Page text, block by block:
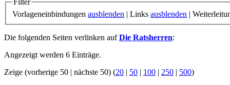
Filter
Vorlageneinbindungen ausblenden | Links ausblenden |
Die folgenden Seiten verlinken aufDie Ratsherren:
Angezeigt werden 6 Einträge.
Zeige (vorherige 50 | nächste 50) (20 | 50 | 100 | 250 | 500)